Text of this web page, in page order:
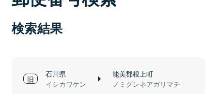
検索結果
石川県
イシカワケン
能美郡根上町
ノミグンネアガリマチ